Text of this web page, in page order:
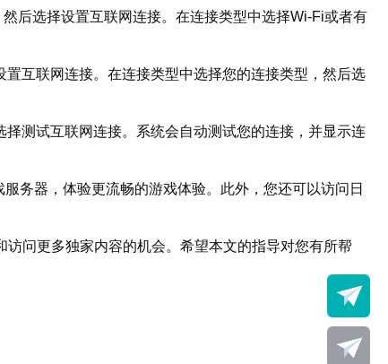
后选择设置互联网连接。在连接类型中选择Wi-Fi或者有
互联网连接。在连接类型中选择您的连接类型，然后选
测试互联网连接。系统会自动测试您的连接，并显示连
务器，体验更流畅的游戏体验。此外，您还可以访问日
问更多独家内容的机会。希望本文的指导对您有所帮